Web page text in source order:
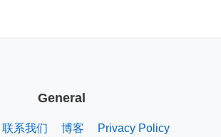
General
联系我们 博客 Privacy Policy